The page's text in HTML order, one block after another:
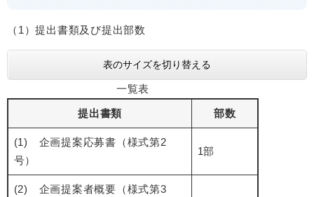
（1）提出書類及び提出部数
表のサイズを切り替える
一覧表
提出書類 部数
(1) 企画提案応募書（様式第2
号）
1部
(2) 企画提案者概要（様式第3